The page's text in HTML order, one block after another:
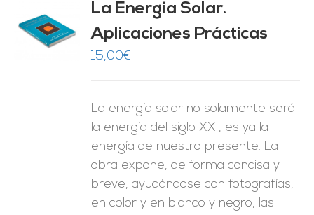
La Energía Solar.
Aplicaciones Prácticas
15,00€
La energía solar no solamente será
la energía del siglo XXI, es ya la
energía de nuestro presente. La
obra expone, de forma concisa y
breve, ayudándose con fotografías,
en color y en blanco y negro, las